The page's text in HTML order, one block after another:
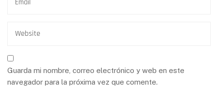
Guarda mi nombre, correo electrónico y web en este
navegador para la próxima vez que comente.